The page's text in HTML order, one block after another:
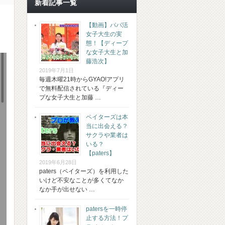
新着記事一覧
【動画】パパ活
女子大生の実
態！【ディープ
な女子大生と加
藤浩次】
2019年7月1日
毎週木曜21時からGYAO!アプリ
で無料配信されている『ディー
プな女子大生と加藤 …
ペイターズは本
当に出会える？
サクラや業者は
いる？
【paters】
2019年6月28日
paters（ペイターズ）を利用した
いけど不安なことが多くてなか
なか手が出せない …
patersを一時停
止する方法！プ